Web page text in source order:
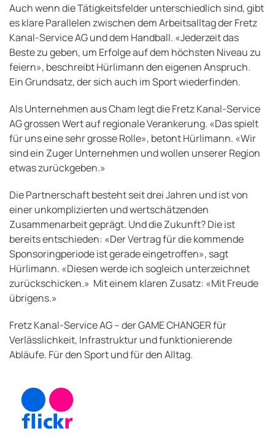
Auch wenn die Tätigkeitsfelder unterschiedlich sind, gibt
es klare Parallelen zwischen dem Arbeitsalltag der Fretz
Kanal-Service AG und dem Handball. «Jederzeit das
Beste zu geben, um Erfolge auf dem höchsten Niveau zu
feiern», beschreibt Hürlimann den eigenen Anspruch.
Ein Grundsatz, der sich auch im Sport wiederfinden.
Als Unternehmen aus Cham legt die Fretz Kanal-Service
AG grossen Wert auf regionale Verankerung. «Das spielt
für uns eine sehr grosse Rolle», betont Hürlimann. «Wir
sind ein Zuger Unternehmen und wollen unserer Region
etwas zurückgeben.»
Die Partnerschaft besteht seit drei Jahren und ist von
einer unkomplizierten und wertschätzenden
Zusammenarbeit geprägt. Und die Zukunft? Die ist
bereits entschieden: «Der Vertrag für die kommende
Sponsoringperiode ist gerade eingetroffen», sagt
Hürlimann. «Diesen werde ich sogleich unterzeichnet
zurückschicken.» Mit einem klaren Zusatz: «Mit Freude
übrigens.»
Fretz Kanal-Service AG – der GAME CHANGER für
Verlässlichkeit, Infrastruktur und funktionierende
Abläufe. Für den Sport und für den Alltag.